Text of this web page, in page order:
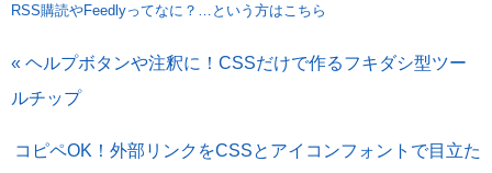
RSS購読やFeedlyってなに？…という方はこちら
« ヘルプボタンや注釈に！CSSだけで作るフキダシ型ツー
ルチップ
コピペOK！外部リンクをCSSとアイコンフォントで目立た